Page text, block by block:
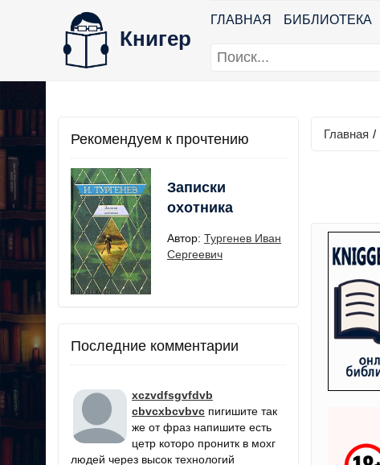
Книгер
ГЛАВНАЯ БИБЛИОТЕКА
Рекомендуем к прочтению
Записки
охотника
Автор: Тургенев Иван
Сергеевич
Последние комментарии
xczvdfsgvfdvb
cbvcxbcvbvc пигишите так
же от фраз напишите есть
цетр которо пронитк в мохг
людей через высок технологий
Главная /